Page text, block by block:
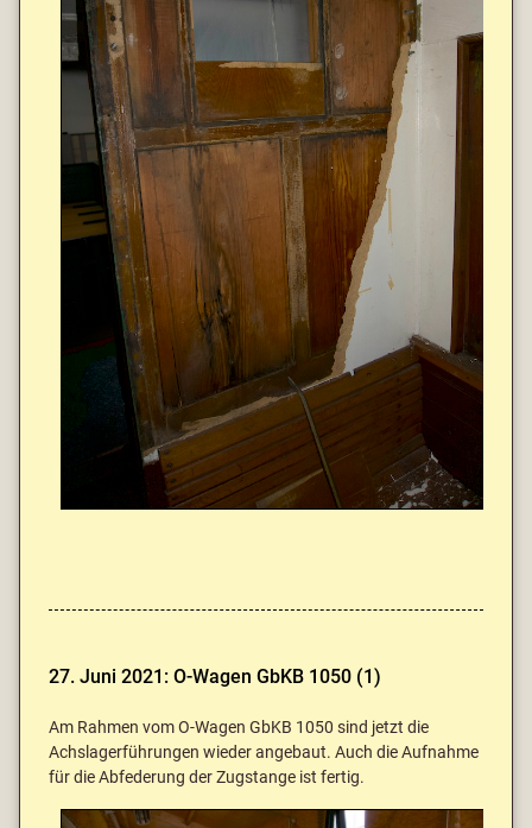
27. Juni 2021: O-Wagen GbKB 1050 (1)
Am Rahmen vom O-Wagen GbKB 1050 sind jetzt die
Achslagerführungen wieder angebaut. Auch die Aufnahme
für die Abfederung der Zugstange ist fertig.